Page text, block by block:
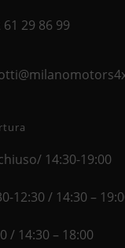
61 29 86 99
14:30-19:00
12:30 / 14:30 –
/ 14:30 – 18:00